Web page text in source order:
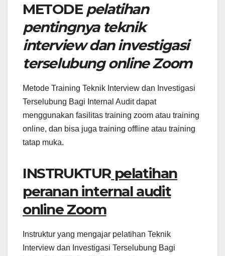
METODE pelatihan
pentingnya teknik
interview dan investigasi
terselubung online Zoom
Metode Training Teknik Interview dan Investigasi
Terselubung Bagi Internal Audit dapat
menggunakan fasilitas training zoom atau training
online, dan bisa juga training offline atau training
tatap muka.
INSTRUKTUR pelatihan
peranan internal audit
online Zoom
Instruktur yang mengajar pelatihan Teknik
Interview dan Investigasi Terselubung Bagi